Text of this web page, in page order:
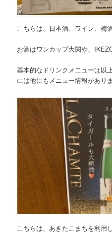
こちらは、 日本酒、ワイン、梅
お酒はワンカップ大関や、
基本的なドリンクメニューは以
には他にもメニュー情報がありま
こちらは、 あきたこまちを利用